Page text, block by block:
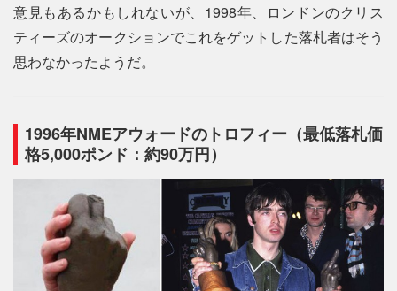
意見もあるかもしれないが、1998年、ロンドンのクリス
ティーズのオークションでこれをゲットした落札者はそう
思わなかったようだ。
1996年NMEアウォードのトロフィー（最低落札価
格5,000ポンド：約90万円）